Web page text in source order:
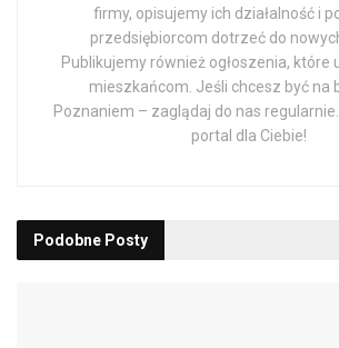
firmy, opisujemy ich działalność i
przedsiębiorcom dotrzeć do
Publikujemy również ogłoszenia, które
mieszkańcom. Jeśli chcesz być na
Poznaniem – zaglądaj do nas
portal dla Ciebie!
Podobne Posty